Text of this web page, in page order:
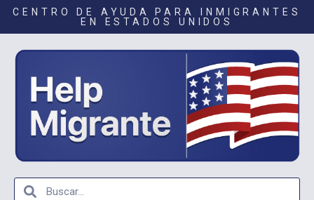
CENTRO DE AYUDA PARA INMIGRANTES
EN ESTADOS UNIDOS